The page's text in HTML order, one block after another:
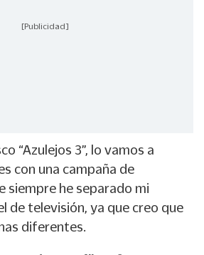
[Publicidad]
“Azulejos 3”, lo vamos a
con una campaña de
siempre he separado mi
de televisión, ya que creo que
diferentes.